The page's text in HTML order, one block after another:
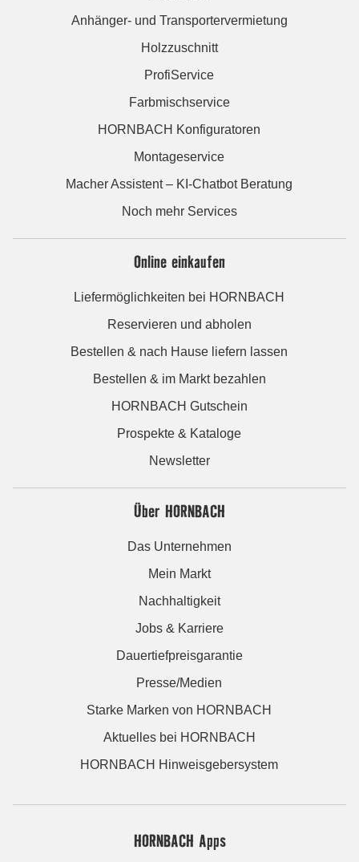
Anhänger- und Transportervermietung
Holzzuschnitt
ProfiService
Farbmischservice
HORNBACH Konfiguratoren
Montageservice
Macher Assistent – KI-Chatbot Beratung
Noch mehr Services
Online einkaufen
Liefermöglichkeiten bei HORNBACH
Reservieren und abholen
Bestellen & nach Hause liefern lassen
Bestellen & im Markt bezahlen
HORNBACH Gutschein
Prospekte & Kataloge
Newsletter
Über HORNBACH
Das Unternehmen
Mein Markt
Nachhaltigkeit
Jobs & Karriere
Dauertiefpreisgarantie
Presse/Medien
Starke Marken von HORNBACH
Aktuelles bei HORNBACH
HORNBACH Hinweisgebersystem
HORNBACH Apps